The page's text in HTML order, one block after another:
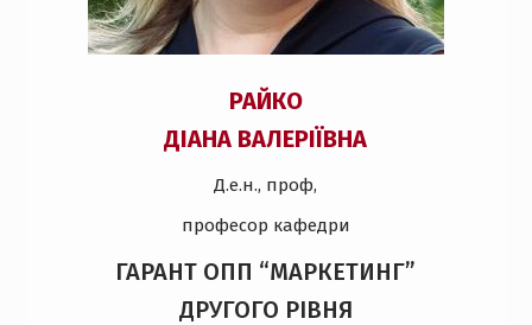
РАЙКО
ДІАНА ВАЛЕРІЇВНА
Д.е.н., проф,
професор кафедри
ГАРАНТ ОПП “МАРКЕТИНГ”
ДРУГОГО РІВНЯ